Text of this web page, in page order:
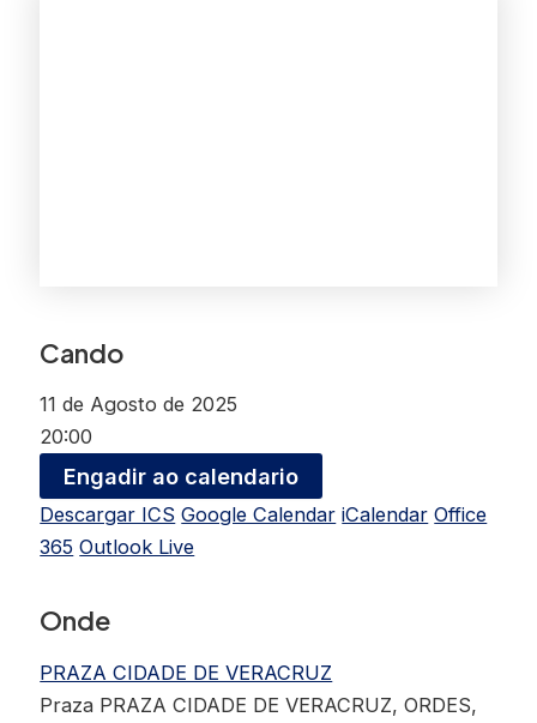
Cando
11 de Agosto de 2025
20:00
Engadir ao calendario
Descargar ICS Google Calendar iCalendar Office
365 Outlook Live
Onde
PRAZA CIDADE DE VERACRUZ
Praza PRAZA CIDADE DE VERACRUZ, ORDES,